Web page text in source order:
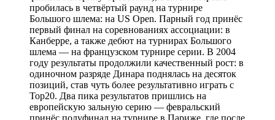
пробилась в четвёртый раунд на турнире
Большого шлема: на US Open. Парный год принёс
первый финал на соревнованиях ассоциации: в
Канберре, а также дебют на турнирах Большого
шлема — на французском турнире серии. В 2004
году результаты продолжили качественный рост: в
одиночном разряде Динара поднялась на десяток
позиций, став чуть более результативно играть с
Top20. Два пика результатов пришлись на
европейскую зальную серию — февральский
принёс полуфинал на турнире в Париже, где после